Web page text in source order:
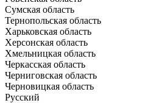
Сумская область
Тернопольская область
Харьковская область
Херсонская область
Хмельницкая область
Черкасская область
Черниговская область
Черновицкая область
Русский